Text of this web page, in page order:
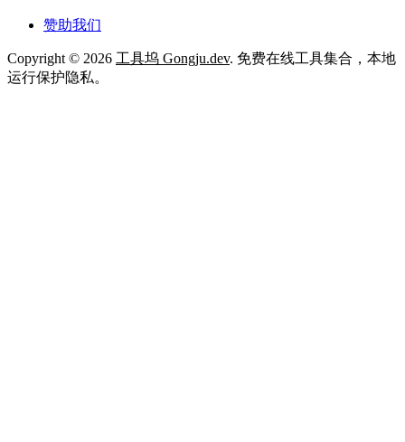
赞助我们
Copyright © 2026 工具坞 Gongju.dev. 免费在线工具集合，本地
运行保护隐私。